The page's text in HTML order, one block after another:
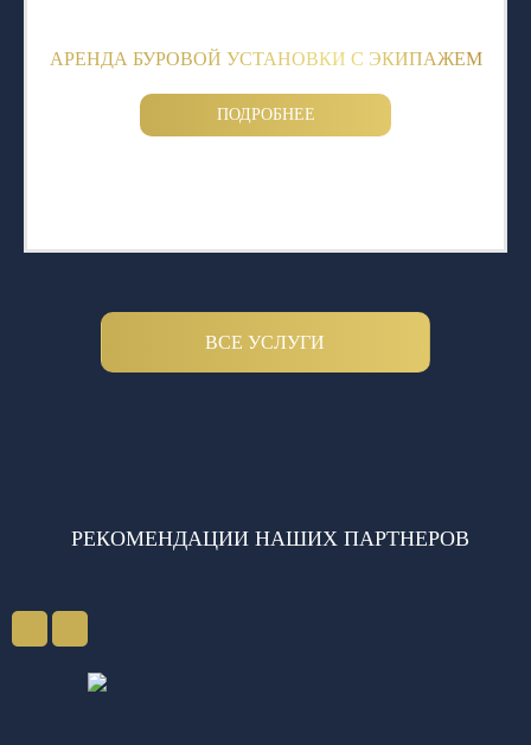
АРЕНДА БУРОВОЙ УСТАНОВКИ С ЭКИПАЖЕМ
ПОДРОБНЕЕ
ВСЕ УСЛУГИ
РЕКОМЕНДАЦИИ НАШИХ ПАРТНЕРОВ